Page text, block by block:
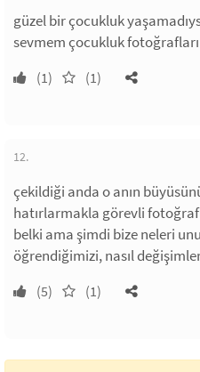
güzel bir çocukluk
sevmem çocukluk
(1) (1)
12.
çekildiği anda o anın
hatırlarmakla görevli
belki ama şimdi bize neleri
öğrendiğimizi, nasıl
(5) (1)